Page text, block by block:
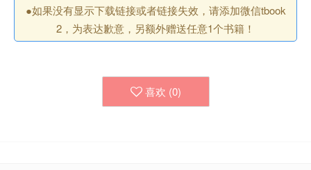
●如果没有显示下载链接或者链接失效，请添加微信tbook
2，为表达歉意，另额外赠送任意1个书籍！
喜欢 (0)